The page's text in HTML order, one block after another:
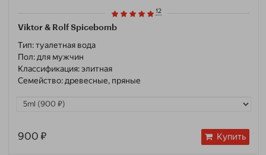
Viktor & Rolf Spicebomb
12
Тип:туалетная вода
Пол: для мужчин
Классификация:элитная
Семейство: древесные, пряные
900 ₽ Купить